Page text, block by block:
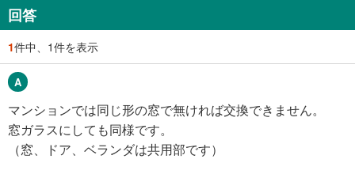
回答
1件中、1件を表示
マンションでは同じ形の窓で無ければ交換できません。
窓ガラスにしても同様です。
（窓、ドア、ベランダは共用部です）